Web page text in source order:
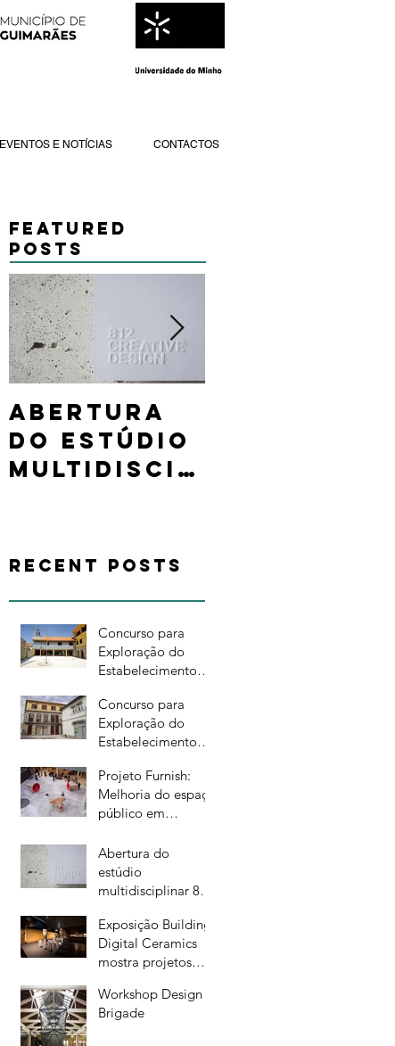
EVENTOS E NOTÍCIAS CONTACTOS
Featured
Posts
Abertura
do estúdio
multidiscip
DESIGN
Recent Posts
Concurso para
Exploração do
Estabelecimento
Relatório
Preliminar
Concurso para
Exploração do
Estabelecimento
Instituto de Design
de Guimarães
Projeto Furnish:
Melhoria do espaço
público em
pandémico
Abertura do
estúdio
multidisciplinar 812
Exposição Building
Digital Ceramics
mostra projetos
Advanced Ceramics
R&D Lab,
Workshop Design
Brigade